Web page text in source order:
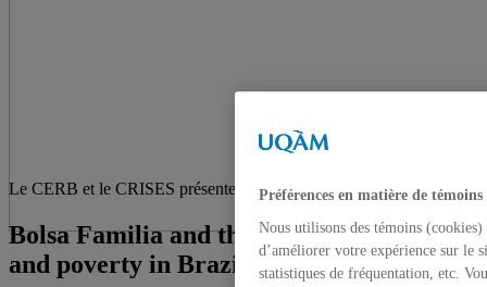
Le CERB et le CRISES présentent
Bolsa Familia and the decrease of hunger
and poverty in Brazil
Préférences en matière de témoins
Nous utilisons des témoins
d’améliorer votre expérience sur le
statistiques de fréquentation, etc.